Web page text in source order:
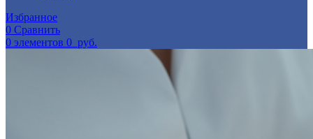
Избранное
0 Сравнить
0 элементов 0 руб.